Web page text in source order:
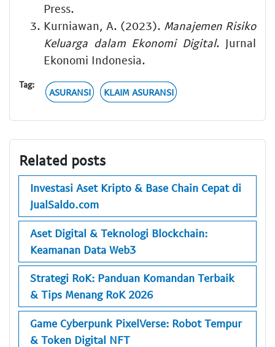
Press.
Kurniawan, A. (2023). Manajemen Risiko
Keluarga dalam Ekonomi Digital. Jurnal
Ekonomi Indonesia.
Tag:
ASURANSI KLAIM ASURANSI
Related posts
Investasi Aset Kripto & Base Chain Cepat di
JualSaldo.com
Aset Digital & Teknologi Blockchain:
Keamanan Data Web3
Strategi RoK: Panduan Komandan Terbaik
& Tips Menang RoK 2026
Game Cyberpunk PixelVerse: Robot Tempur
& Token Digital NFT